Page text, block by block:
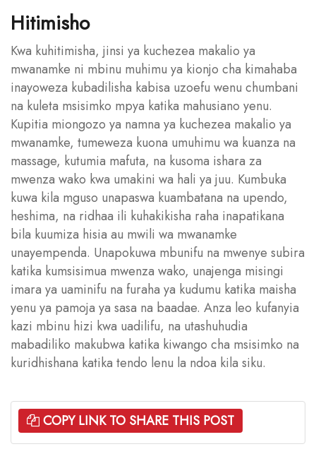
Hitimisho
Kwa kuhitimisha, jinsi ya kuchezea makalio ya
mwanamke ni mbinu muhimu ya kionjo cha kimahaba
inayoweza kubadilisha kabisa uzoefu wenu chumbani
na kuleta msisimko mpya katika mahusiano yenu.
Kupitia miongozo ya namna ya kuchezea makalio ya
mwanamke, tumeweza kuona umuhimu wa kuanza na
massage, kutumia mafuta, na kusoma ishara za
mwenza wako kwa umakini wa hali ya juu. Kumbuka
kuwa kila mguso unapaswa kuambatana na upendo,
heshima, na ridhaa ili kuhakikisha raha inapatikana
bila kuumiza hisia au mwili wa mwanamke
unayempenda. Unapokuwa mbunifu na mwenye subira
katika kumsisimua mwenza wako, unajenga misingi
imara ya uaminifu na furaha ya kudumu katika maisha
yenu ya pamoja ya sasa na baadae. Anza leo kufanyia
kazi mbinu hizi kwa uadilifu, na utashuhudia
mabadiliko makubwa katika kiwango cha msisimko na
kuridhishana katika tendo lenu la ndoa kila siku.
COPY LINK TO SHARE THIS POST